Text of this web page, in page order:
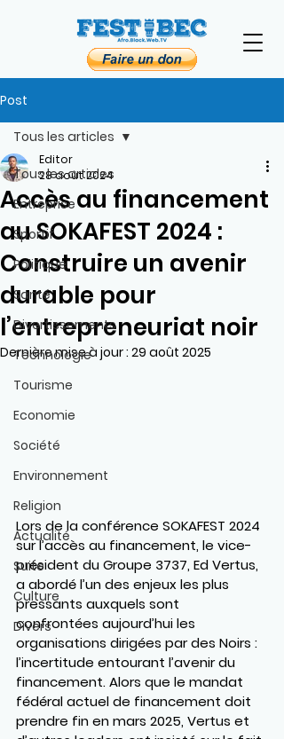
Post
Tous les articles
Entreprise
Sportif
Politique
Santé
Divertissements
Technologie
Tourisme
Economie
Société
Environnement
Religion
Actualité
Suite
Culture
Divers
Tous les articles
Accès au financement
au SOKAFEST 2024 :
Construire un avenir
durable pour
l’entrepreneuriat noir
Editor
28 août 2024
Dernière mise à jour : 29 août 2025
Lors de la conférence SOKAFEST 2024
sur l’accès au financement, le vice-
président du Groupe 3737, Ed Vertus,
a abordé l’un des enjeux les plus
pressants auxquels sont
confrontées aujourd’hui les
organisations dirigées par des Noirs :
l’incertitude entourant l’avenir du
financement. Alors que le mandat
fédéral actuel de financement doit
prendre fin en mars 2025, Vertus et